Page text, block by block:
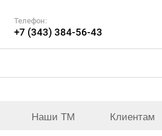
Телефон:
+7 (343) 384-56-43
Наши ТМ Клиентам